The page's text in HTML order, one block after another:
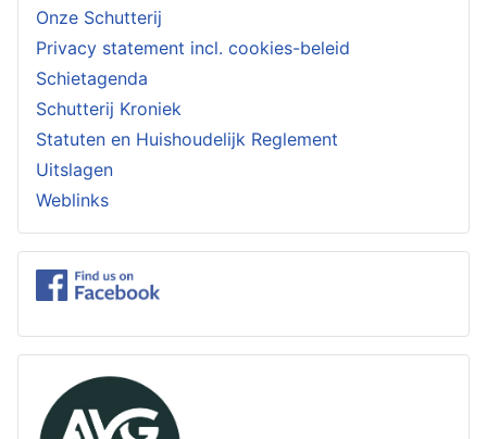
Onze Schutterij
Privacy statement incl. cookies-beleid
Schietagenda
Schutterij Kroniek
Statuten en Huishoudelijk Reglement
Uitslagen
Weblinks